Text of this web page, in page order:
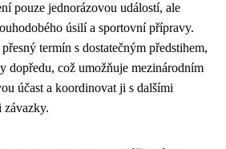
pouze jednorázovou událostí, ale
úsilí a sportovní přípravy.
termín s dostatečným předstihem,
dopředu, což umožňuje mezinárodním
účast a koordinovat ji s dalšími
závazky.